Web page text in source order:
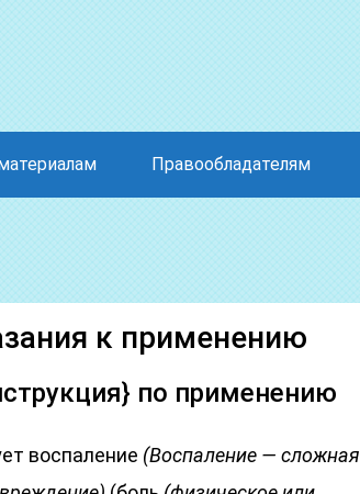
Правообладателям
к применению
по применению
воспаление (Воспаление — сложная